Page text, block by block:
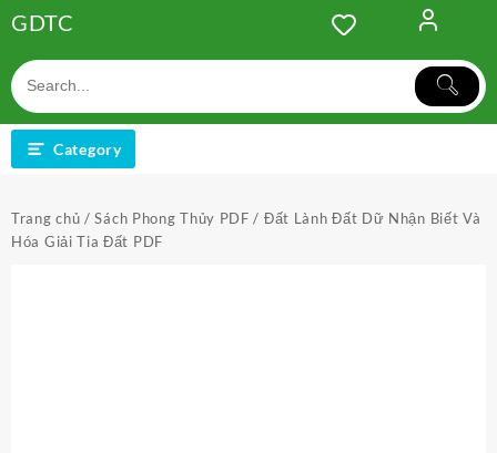
to
content
GDTC
Category
Trang chủ /Sách Phong Thủy PDF / Đất Lành Đất Dữ Nhận Biết Và
Hóa Giải Tia Đất PDF